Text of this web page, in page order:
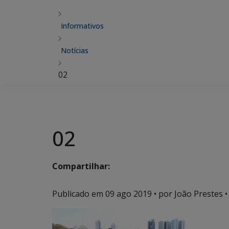
Informativos
Notícias
02
02
Compartilhar:
Publicado em 09 ago 2019 • por João Prestes •